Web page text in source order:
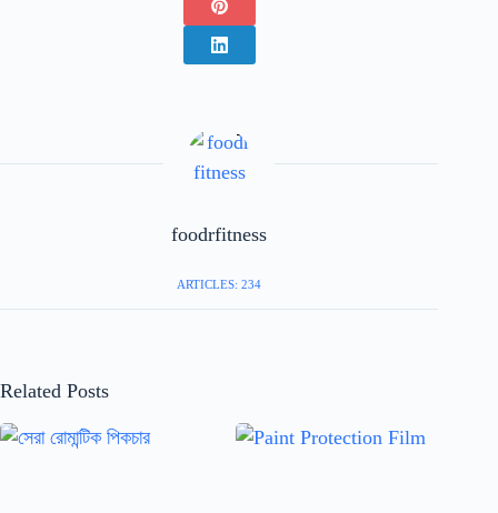
foodrfitness
ARTICLES: 234
Related Posts